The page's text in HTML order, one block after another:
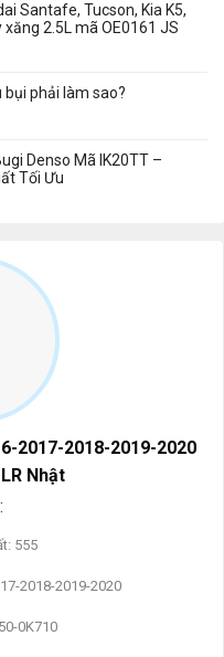
Santafe, Tucson, Kia K5,
2.5L mã OE0161 JS
bụi phải làm sao?
Denso Mã IK20TT –
Tối Ưu
2017-2018-2019-2020
Nhật
555
2018-2019-2020
0K710